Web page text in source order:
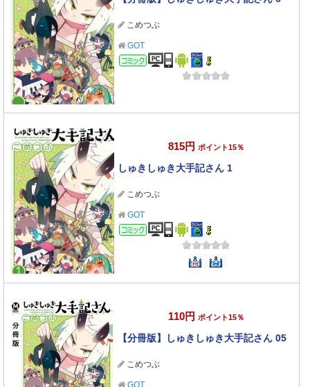
こめつぶ
GOT
コミック
815円 ポイント15％
しゅきしゅき大手記さん 1
こめつぶ
GOT
コミック
110円 ポイント15％
【分冊版】しゅきしゅき大手記さん 05
こめつぶ
GOT